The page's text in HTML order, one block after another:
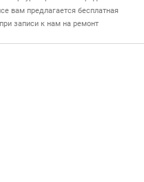
вам предлагается бесплатная
записи к нам на ремонт